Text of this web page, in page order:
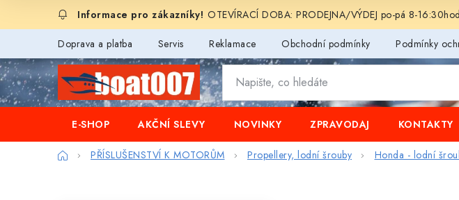
OTEVÍRACÍ DOBA: PRODEJNA/VÝDEJ po-pá 8-
Doprava a platba Servis Reklamace Obchodní podmínky Podmínky
E-SHOP
AKČNÍ SLEVY NOVINKY ZPRAVODAJ KONTAKTY
DomůPŘÍSLUŠENSTVÍ K MOTORŮM Propellery, lodní šrouby Honda - lodní